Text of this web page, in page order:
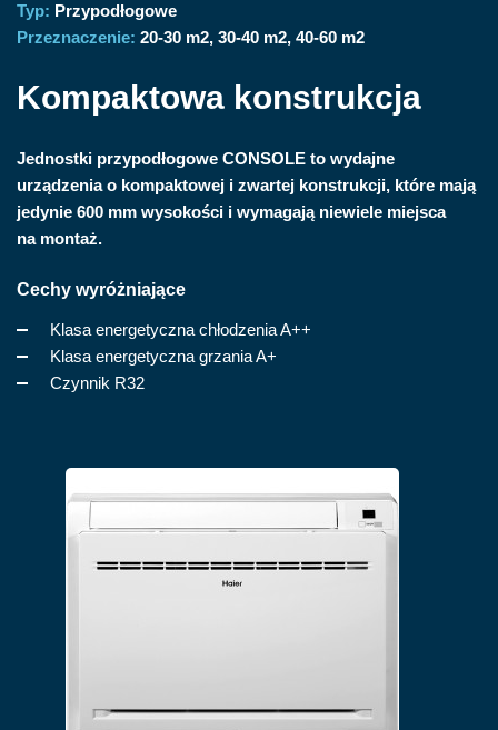
Typ: Przypodłogowe
Przeznaczenie: 20-30 m2 30-40 m2 40-60 m2
Kompaktowa konstrukcja
Jednostki przypodłogowe CONSOLE to wydajne
urządzenia o kompaktowej i zwartej konstrukcji, które mają
jedynie 600 mm wysokości i wymagają niewiele miejsca
na montaż.
Cechy wyróżniające
Klasa energetyczna chłodzenia A++
Klasa energetyczna grzania A+
Czynnik R32